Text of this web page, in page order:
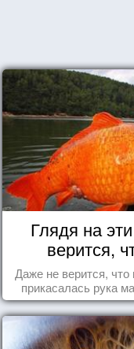
Глядя на
верится,
Даже не верится,
прикасалась рука